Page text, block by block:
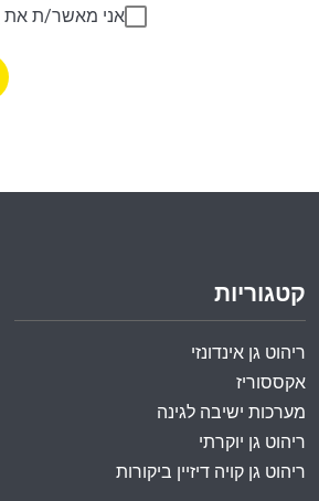
אני מאשר/ת את
קטגוריות
ריהוט גן אינדונזי
אקססוריז
מערכות ישיבה לגינה
ריהוט גן יוקרתי
ריהוט גן קויה דיזיין ביקורות